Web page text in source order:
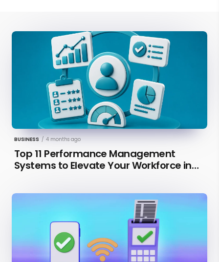
BUSINESS / 4 months ago
Top 11 Performance Management
Systems to Elevate Your Workforce in